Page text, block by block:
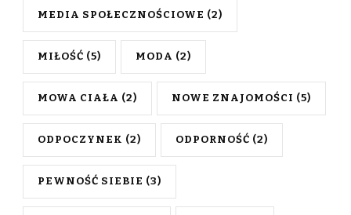
MEDIA SPOŁECZNOŚCIOWE (2)
MIŁOŚĆ (5) MODA (2)
MOWA CIAŁA (2) NOWE ZNAJOMOŚCI (5)
ODPOCZYNEK (2) ODPORNOŚĆ (2)
PEWNOŚĆ SIEBIE (3)